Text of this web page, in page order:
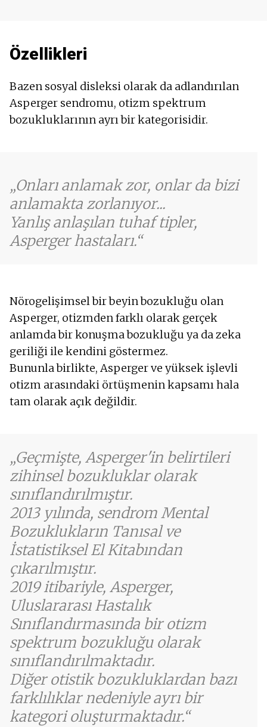
Özellikleri
Bazen sosyal disleksi olarak da adlandırılan
Asperger sendromu, otizm spektrum
bozukluklarının ayrı bir kategorisidir.
Onları anlamak zor, onlar da bizi
anlamakta zorlanıyor...
Yanlış anlaşılan tuhaf tipler,
Asperger hastaları.
Nörogelişimsel bir beyin bozukluğu olan
Asperger, otizmden farklı olarak gerçek
anlamda bir konuşma bozukluğu ya da zeka
geriliği ile kendini göstermez.
Bununla birlikte, Asperger ve yüksek işlevli
otizm arasındaki örtüşmenin kapsamı hala
tam olarak açık değildir.
Geçmişte, Asperger'in belirtileri
zihinsel bozukluklar olarak
sınıflandırılmıştır.
2013 yılında, sendrom Mental
Bozuklukların Tanısal ve
İstatistiksel El Kitabından
çıkarılmıştır.
2019 itibariyle, Asperger,
Uluslararası Hastalık
Sınıflandırmasında bir otizm
spektrum bozukluğu olarak
sınıflandırılmaktadır.
Diğer otistik bozukluklardan bazı
farklılıklar nedeniyle ayrı bir
kategori oluşturmaktadır.